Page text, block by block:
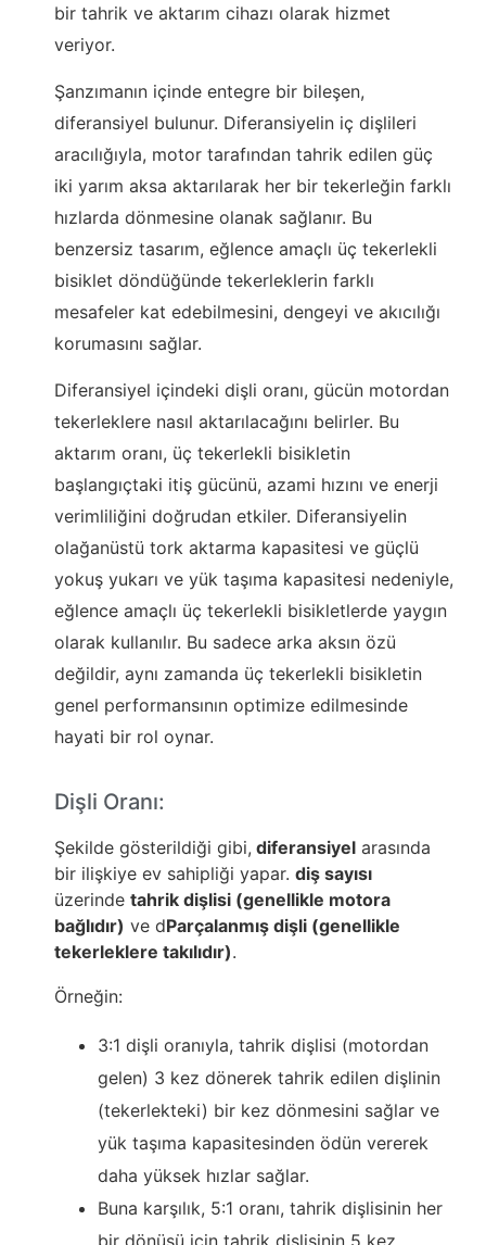
bir tahrik ve aktarım cihazı olarak hizmet
veriyor.
Şanzımanın içinde entegre bir bileşen,
diferansiyel bulunur. Diferansiyelin iç dişlileri
aracılığıyla, motor tarafından tahrik edilen güç
iki yarım aksa aktarılarak her bir tekerleğin farklı
hızlarda dönmesine olanak sağlanır. Bu
benzersiz tasarım, eğlence amaçlı üç tekerlekli
bisiklet döndüğünde tekerleklerin farklı
mesafeler kat edebilmesini, dengeyi ve akıcılığı
korumasını sağlar.
Diferansiyel içindeki dişli oranı, gücün motordan
tekerleklere nasıl aktarılacağını belirler. Bu
aktarım oranı, üç tekerlekli bisikletin
başlangıçtaki itiş gücünü, azami hızını ve enerji
verimliliğini doğrudan etkiler. Diferansiyelin
olağanüstü tork aktarma kapasitesi ve güçlü
yokuş yukarı ve yük taşıma kapasitesi nedeniyle,
eğlence amaçlı üç tekerlekli bisikletlerde yaygın
olarak kullanılır. Bu sadece arka aksın özü
değildir, aynı zamanda üç tekerlekli bisikletin
genel performansının optimize edilmesinde
hayati bir rol oynar.
Dişli Oranı:
Şekilde gösterildiği gibi, diferansiyel arasında
bir ilişkiye ev sahipliği yapar. diş sayısı
üzerinde tahrik dişlisi (genellikle motora
bağlıdır) ve dParçalanmış dişli (genellikle
tekerleklere takılıdır).
Örneğin:
3:1 dişli oranıyla, tahrik dişlisi (motordan
gelen) 3 kez dönerek tahrik edilen dişlinin
(tekerlekteki) bir kez dönmesini sağlar ve
yük taşıma kapasitesinden ödün vererek
daha yüksek hızlar sağlar.
Buna karşılık, 5:1 oranı, tahrik dişlisinin her
bir dönüşü için tahrik dişlisinin 5 kez